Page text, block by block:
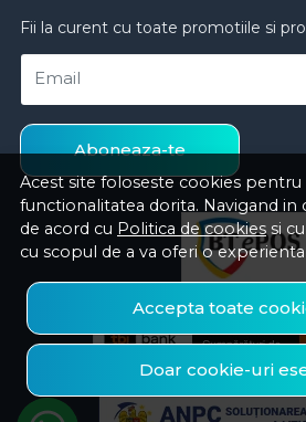
Acest site foloseste cookies pentru
functionalitatea dorita. Navigand in
de acord cu Politica de cookies si
cu scopul de a va oferi o
Accepta toate
Doar cookie-uri
Fii la curent cu toate promotiile si
Email
Aboneaza-te